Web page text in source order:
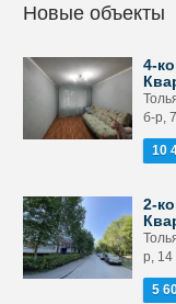
Новые объекты
4-
б-р, 7
10
2-
р, 14
5